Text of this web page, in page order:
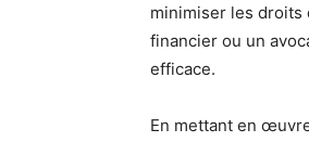
minimiser les droits
financier ou un
efficace.
En mettant en